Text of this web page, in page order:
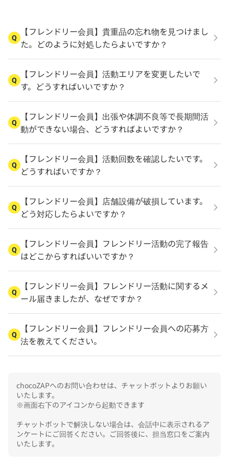
Q
【フレンドリー会員】貴重品の忘れ物を見つけまし
た。どのように対処したらよいですか？
Q
【フレンドリー会員】活動エリアを変更したいで
す。どうすればいいですか？
Q
【フレンドリー会員】出張や体調不良等で長期間活
動ができない場合、どうすればよいですか？
Q
【フレンドリー会員】活動回数を確認したいです。
どうすればいですか？
Q
【フレンドリー会員】店舗設備が破損しています。
どう対応したらよいですか？
Q
【フレンドリー会員】フレンドリー活動の完了報告
はどこからすればいいですか？
Q
【フレンドリー会員】フレンドリー活動に関するメ
ール届きましたが、なぜですか？
Q
【フレンドリー会員】フレンドリー会員への応募方
法を教えてください。
chocoZAPへのお問い合わせは、チャットボットよりお願い
いたします。
※画面右下のアイコンから起動できます
チャットボットで解決しない場合は、会話中に表示されるア
ンケートにご回答ください。ご回答後に、担当窓口をご案内
いたします。